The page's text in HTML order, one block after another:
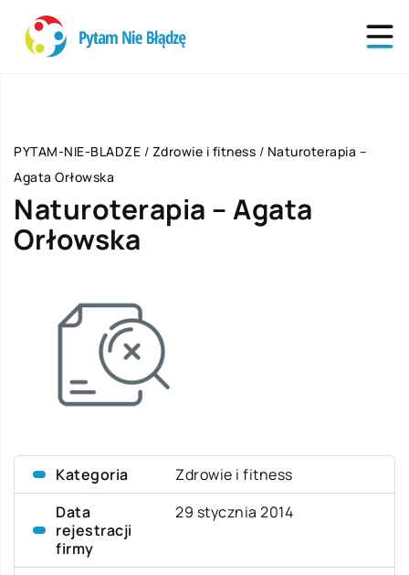
PYTAM-NIE-BLADZE / Zdrowie i fitness / Naturoterapia –
Agata Orłowska
Naturoterapia – Agata
Orłowska
Kategoria
Zdrowie i fitness
Data
rejestracji
firmy
29 stycznia 2014